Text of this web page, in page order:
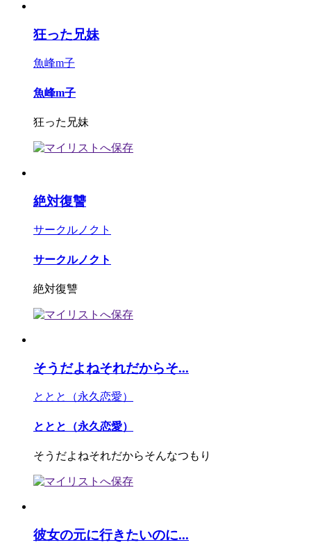
狂った兄妹
魚峰m子
魚峰m子
狂った兄妹
絶対復讐
サークルノクト
サークルノクト
絶対復讐
そうだよねそれだからそ...
ととと（永久恋愛）
ととと（永久恋愛）
そうだよねそれだからそんなつもり
彼女の元に行きたいのに...